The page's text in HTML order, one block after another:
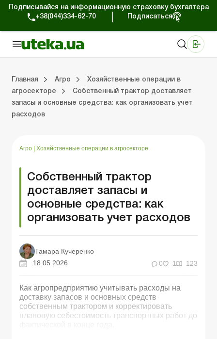
Подписывайся на информационную страховку бухгалтера
+38(044)334-62-70
Подписаться
Главная Агро
Хозяйственные операции в
агросекторе
Собственный трактор доставляет
запасы и основные средства: как организовать учет
расходов
Агро Хозяйственные операции в агросекторе
Собственный трактор
доставляет запасы и
основные средства: как
организовать учет расходов
Тамара Кучеренко
18.05.2026
0 1 123
Как агропредприятию учитывать расходы на
доставку запасов и основных средств
собственным трактором и корректировать
плановую себестоимость транспортных работ до